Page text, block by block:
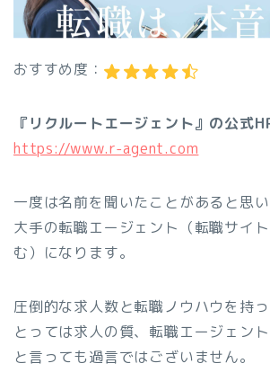
おすすめ度：
『リクルートエージェント』の公式
https://www.r-agent.com
一度は名前を聞いたことがあると思
大手の転職エージェント（転職サイ
む）になります。
圧倒的な求人数と転職ノウハウを持
とっては求人の質、転職エージェン
と言っても過言ではございません。